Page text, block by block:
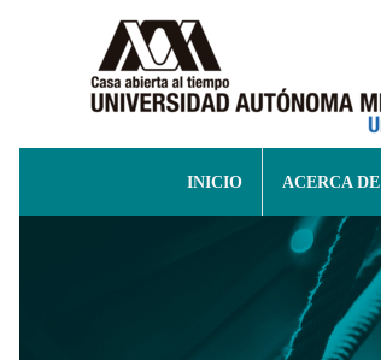
INICIO ACERCA DE